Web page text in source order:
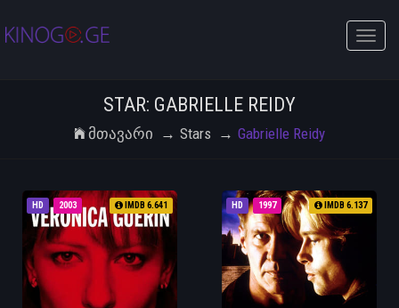
Toggle
STAR: GABRIELLE REIDY
Მთავარი Stars Gabrielle Reidy
HD 2003 IMDB 6.641 HD 1997 IMDB 6.137